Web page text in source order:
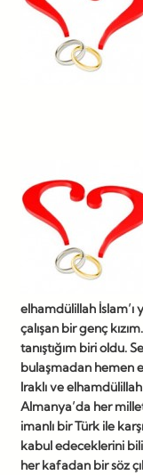
elhamdülillah
çalışan bir genç
tanıştığım biri oldu.
bulaşmadan hemen
Iraklı ve
Almanya’da her
imanlı bir Türk ile
kabul edeceklerini
her kafadan bir söz